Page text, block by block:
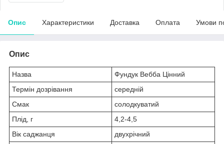
Опис Характеристики Доставка Оплата Умови
Опис
Назва
Фундук Вебба Цінний
Термін дозрівання
середній
Смак
солодкуватий
Плід, г
4,2-4,5
Вік саджанця
двухрічний